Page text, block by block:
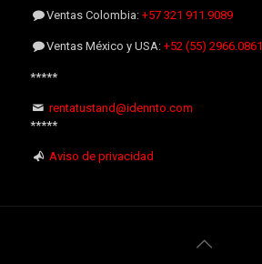
Ventas Colombia:+57 321 911.9089
Ventas México y USA:+52 (55) 2966.0861
*****
rentatustand@idennto.com
*****
Aviso de privacidad